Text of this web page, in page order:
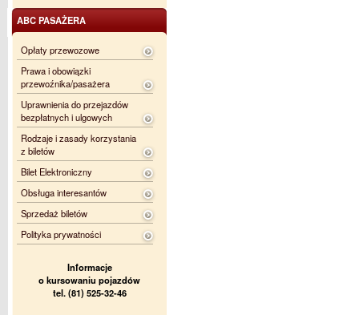
ABC PASAŻERA
Opłaty przewozowe
Prawa i obowiązki
przewoźnika/pasażera
Uprawnienia do przejazdów
bezpłatnych i ulgowych
Rodzaje i zasady korzystania
z biletów
Bilet Elektroniczny
Obsługa interesantów
Sprzedaż biletów
Polityka prywatności
Informacje
o kursowaniu pojazdów
tel. (81) 525-32-46